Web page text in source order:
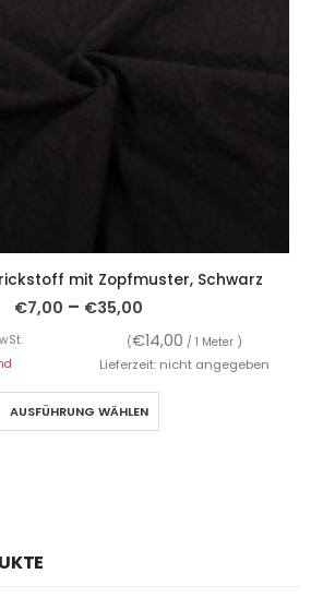
mit Zopfmuster, Schwarz
€7,00 – €35,00
(€14,00 / 1 Meter )
Lieferzeit: nicht angegeben
AUSFÜHRUNG WÄHLEN